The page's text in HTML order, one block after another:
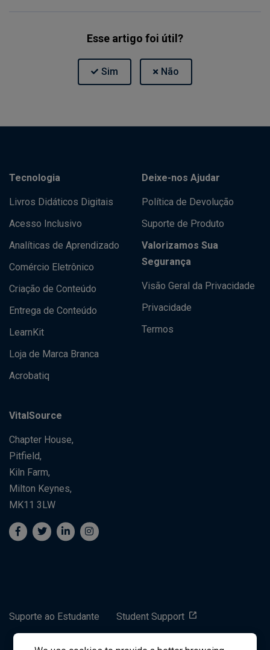
Esse artigo foi útil?
Tecnologia
Livros Didáticos Digitais
Acesso Inclusivo
Analíticas de Aprendizado
Comércio Eletrônico
Criação de Conteúdo
Entrega de Conteúdo
LearnKit
Loja de Marca Branca
Acrobatiq
Deixe-nos Ajudar
Política de Devolução
Suporte de Produto
Valorizamos Sua
Segurança
Visão Geral da Privacidade
Privacidade
Termos
VitalSource
Chapter House,
Pitfield,
Kiln Farm,
Milton Keynes,
MK11 3LW
Suporte ao Estudante Student Support